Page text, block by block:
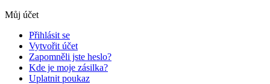
Můj účet
Přihlásit se
Vytvořit účet
Zapomněli jste heslo?
Kde je moje zásilka?
Uplatnit poukaz